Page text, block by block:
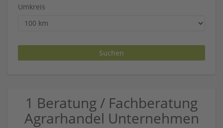
Umkreis
1 Beratung / Fachberatung
Agrarhandel Unternehmen